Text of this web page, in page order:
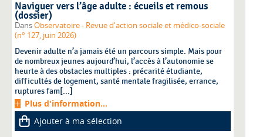
Naviguer vers l’âge adulte : écueils et remous
(dossier)
DansObservatoire - Revue d'action sociale et médico-sociale
(n° 127, juin 2026)
Devenir adulte n’a jamais été un parcours simple. Mais pour
de nombreux jeunes aujourd’hui, l’accès à l’autonomie se
heurte à des obstacles multiples : précarité étudiante,
difficultés de logement, santé mentale fragilisée, errance,
ruptures fam[...]
Plus d'information...
Ajouter à ma sélection